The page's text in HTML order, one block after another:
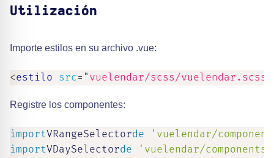
Utilización
Importe estilos en su archivo .vue:
<estilo src = " vuelendar/scss/vuelendar.scss
Registre los componentes:
importVRangeSelectorde
'vuelendar/
importVDaySelectorde
'vuelendar/